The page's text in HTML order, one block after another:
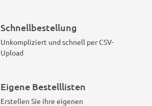
Schnellbestellung
Unkompliziert und schnell per CSV-
Upload
Eigene Bestelllisten
Erstellen Sie ihre eigenen